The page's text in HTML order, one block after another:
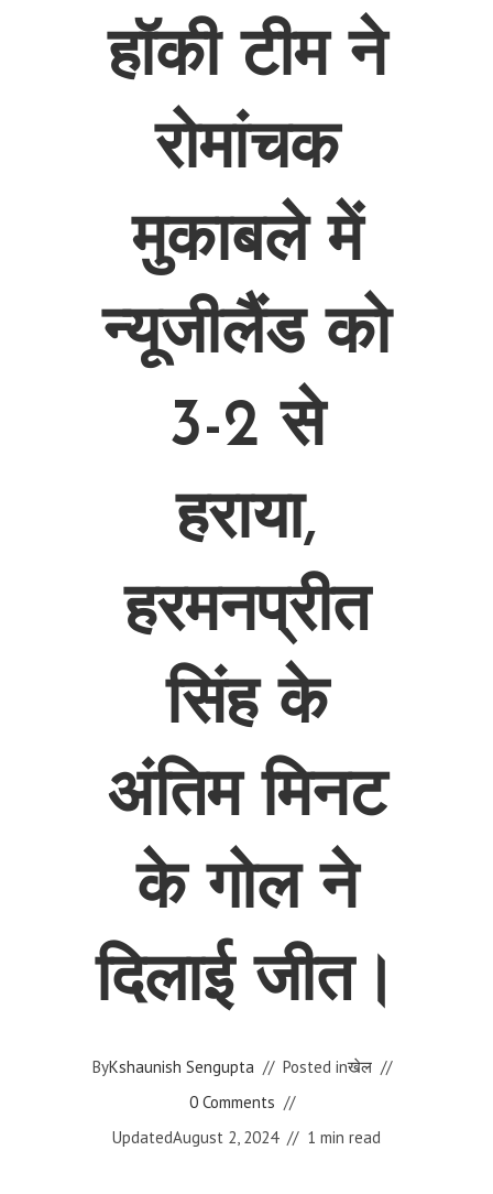
हॉकी टीम ने
रोमांचक
मुकाबले में
न्यूजीलैंड को
3-2 से
हराया,
हरमनप्रीत
सिंह के
अंतिम मिनट
के गोल ने
दिलाई जीत।
ByKshaunish Sengupta Posted inखेल
0 Comments
UpdatedAugust 2, 2024 1 min read